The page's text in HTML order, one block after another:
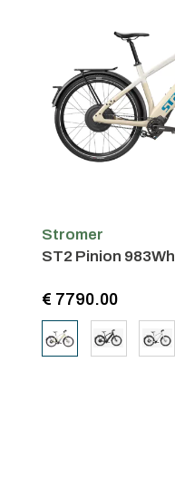
Stromer
ST2 Pinion 983Wh
€ 7790.00